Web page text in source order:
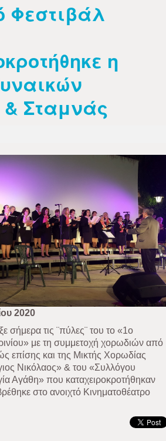
Φεστιβάλ
η
Σταμνάς
2020
σήμερα τις ¨πύλες¨ του το «1ο
με τη συμμετοχή χορωδιών από
επίσης και της Μικτής Χορωδίας
Νικόλαος» & του «Συλλόγου
Αγάθη» που καταχειροκροτήθηκαν
στο ανοιχτό Κινηματοθέατρο